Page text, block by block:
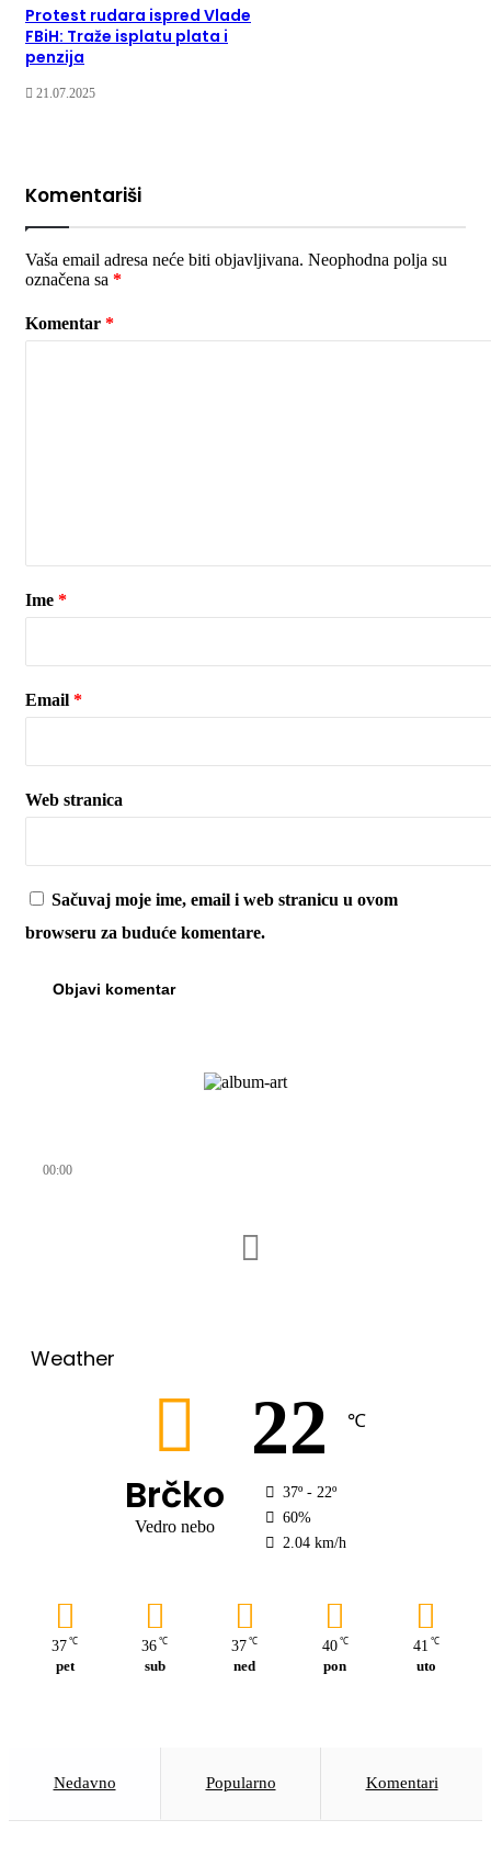
Protest rudara ispred Vlade
FBiH: Traže isplatu plata i
penzija
21.07.2025
Komentariši
Vaša email adresa neće biti objavljivana. Neophodna polja su
označena sa *
Komentar *
Ime *
Email *
Web stranica
Sačuvaj moje ime, email i web stranicu u ovom
browseru za buduće komentare.
00:00
Weather
Brčko
Vedro nebo
22 ℃
37º - 22º
60%
2.04 km/h
37 ℃
pet
36 ℃
sub
37 ℃
ned
40 ℃
pon
41 ℃
uto
Nedavno Popularno Komentari